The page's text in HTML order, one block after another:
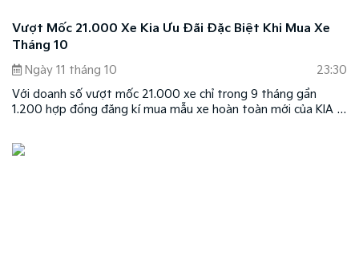
Vượt Mốc 21.000 Xe Kia Ưu Đãi Đặc Biệt Khi Mua Xe
Tháng 10
Ngày 11 tháng 10
23:30
Với doanh số vượt mốc 21.000 xe chỉ trong 9 tháng gần
1.200 hợp đồng đăng kí mua mẫu xe hoàn toàn mới của KIA -
mạnh mẽ với chiến lược phát triển đa dạng sản phẩm ở tất cả
các phân khúc. Bên cạnh đó, với việc mở rộng hơn 65 đại lý